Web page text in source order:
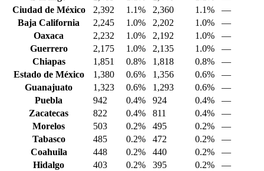
Ciudad de México
2,392 1.1% 2,360 1.1%
—
Baja California
2,245 1.0% 2,202 1.0%
—
Oaxaca
2,232 1.0% 2,192 1.0%
—
Guerrero
2,175 1.0% 2,135 1.0%
—
Chiapas
1,851 0.8% 1,818 0.8%
—
Estado de México
1,380 0.6% 1,356 0.6%
—
Guanajuato
1,323 0.6% 1,293 0.6%
—
Puebla
942 0.4% 924 0.4%
—
Zacatecas
822 0.4% 811 0.4%
—
Morelos
503 0.2% 495 0.2%
—
Tabasco
485 0.2% 472 0.2%
—
Coahuila
448 0.2% 440 0.2%
—
Hidalgo
403 0.2% 395 0.2%
—